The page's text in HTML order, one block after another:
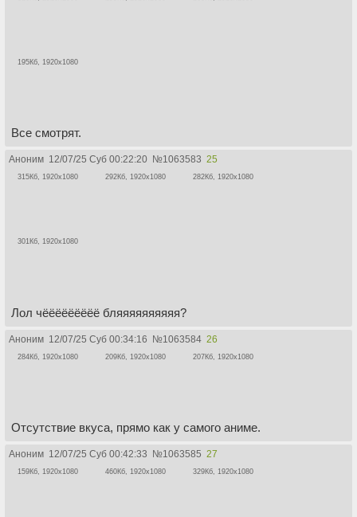
195Кб, 1920x1080
Все смотрят.
Аноним 12/07/25 Суб 00:22:20 №1063583 25
315Кб, 1920x1080 292Кб, 1920x1080 282Кб, 1920x1080
301Кб, 1920x1080
Лол чёёёёёёёёё бляяяяяяяяяя?
Аноним 12/07/25 Суб 00:34:16 №1063584 26
284Кб, 1920x1080 209Кб, 1920x1080 207Кб, 1920x1080
Отсутствие вкуса, прямо как у самого аниме.
Аноним 12/07/25 Суб 00:42:33 №1063585 27
159Кб, 1920x1080 460Кб, 1920x1080 329Кб, 1920x1080